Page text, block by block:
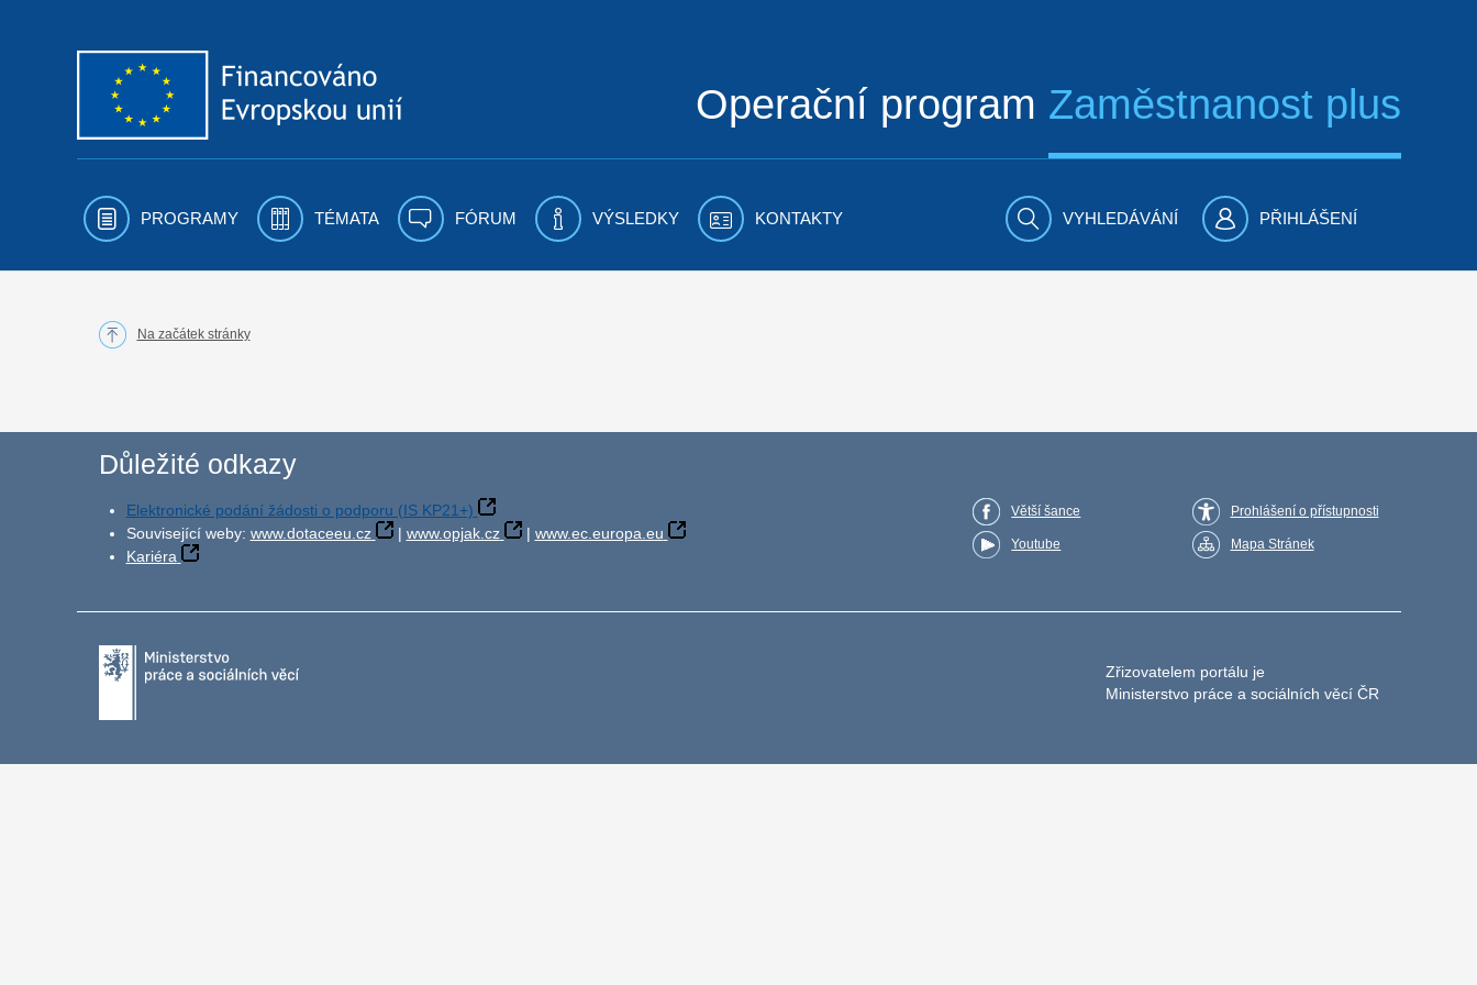
Operační program Zaměstnanost plus
PROGRAMY TÉMATA FÓRUM VÝSLEDKY KONTAKTY VYHLEDÁVÁNÍ PŘIHLÁŠENÍ
Na začátek stránky
Důležité odkazy
Elektronické podání žádosti o podporu (IS KP21+)
Související weby: www.dotaceeu.cz | www.opjak.cz | www.ec.europa.eu
Kariéra
Větší šance
Youtube
Prohlášení o přístupnosti
Mapa Stránek
Zřizovatelem portálu je
Ministerstvo práce a sociálních věcí ČR